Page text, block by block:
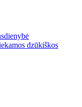
dzūkiškos